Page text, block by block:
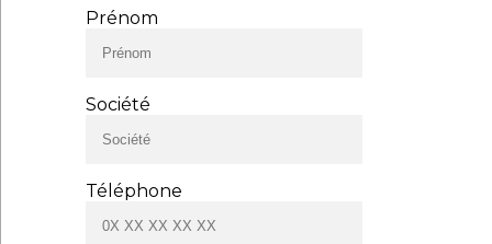
Prénom
Société
Téléphone